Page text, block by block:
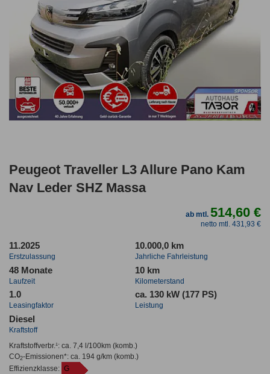
Peugeot Traveller L3 Allure Pano Kam
Nav Leder SHZ Massa
ab mtl.514,60 €
netto mtl. 431,93 €
11.2025
Erstzulassung
10.000,0 km
Jahrliche Fahrleistung
48 Monate
Laufzeit
10 km
Kilometerstand
1.0
Leasingfaktor
ca. 130 kW (177 PS)
Leistung
Diesel
Kraftstoff
Kraftstoffverbr.¹: ca. 7,4 l/100km(komb.)
CO2-Emissionen*: ca. 194 g/km(komb.)
Effizienzklasse: G